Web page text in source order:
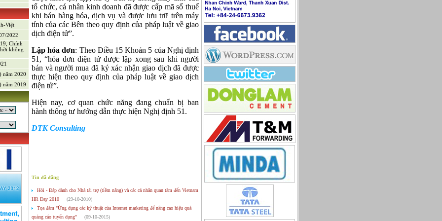
sản
Việt
2022
Chính
không
năm 2020
năm 2019
tổ chức, cá nhân kinh doanh đã được cấp mã số thuế
khi bán hàng hóa, dịch vụ và được lưu trữ trên máy
tính của các Bên theo quy định của pháp luật về giao
dịch điện tử”.
Lập hóa đơn: Theo Điều 15 Khoản 5 của Nghị định
51, “hóa đơn điện tử được lập xong sau khi người
bán và người mua đã ký xác nhận giao dịch đã được
thực hiện theo quy định của pháp luật về giao dịch
điện tử”.
Hiện nay, cơ quan chức năng đang chuẩn bị ban
hành thông tư hướng dẫn thực hiện Nghị định 51.
DTK Consulting
Tin đã đăng
Hỏi - Đáp dành cho Nhà tài trợ (tiềm năng) và các cá nhân quan tâm đến Vietnam
HR Day 2010
(29-10-2010)
Tọa đàm "Ứng dụng các kỹ thuật của Internet marketing để nâng cao hiệu quả
quảng cáo tuyển dụng"
(09-10-2015)